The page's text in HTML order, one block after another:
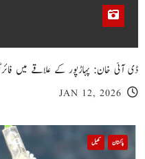
ڈی آئی خان: پہاڑپور کے علاقے میں
JAN 12, 2026
پاکستان کھیل